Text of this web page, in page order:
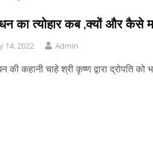
का त्योहार कब ,क्यों और कैसे
14, 2022 Admin
की कहानी चाहे श्री कृष्ण द्वारा द्रोपति